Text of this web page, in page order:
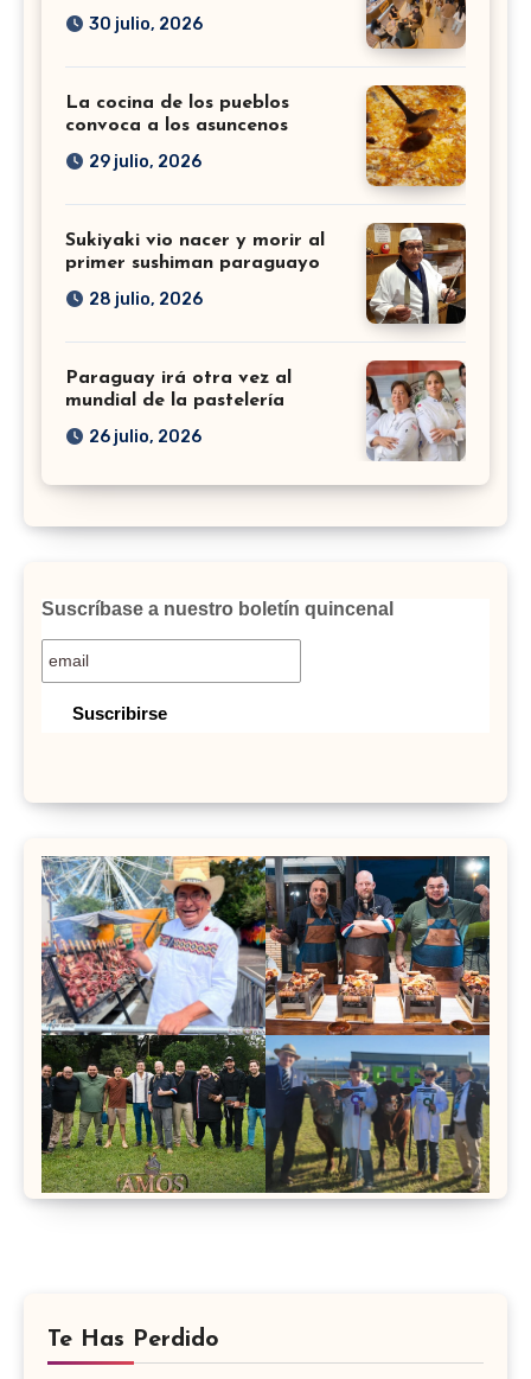
30 julio, 2026
La cocina de los pueblos
convoca a los asuncenos
29 julio, 2026
Sukiyaki vio nacer y morir al
primer sushiman paraguayo
28 julio, 2026
Paraguay irá otra vez al
mundial de la pastelería
26 julio, 2026
Suscríbase a nuestro boletín quincenal
Te Has Perdido